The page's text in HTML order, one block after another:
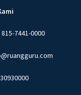
815-7441-0000